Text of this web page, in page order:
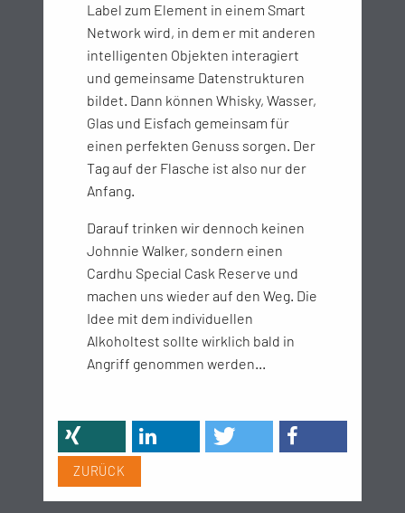
Label zum Element in einem Smart
Network wird, in dem er mit anderen
intelligenten Objekten interagiert
und gemeinsame Datenstrukturen
bildet. Dann können Whisky, Wasser,
Glas und Eisfach gemeinsam für
einen perfekten Genuss sorgen. Der
Tag auf der Flasche ist also nur der
Anfang.
Darauf trinken wir dennoch keinen
Johnnie Walker, sondern einen
Cardhu Special Cask Reserve und
machen uns wieder auf den Weg. Die
Idee mit dem individuellen
Alkoholtest sollte wirklich bald in
Angriff genommen werden...
ZURÜCK